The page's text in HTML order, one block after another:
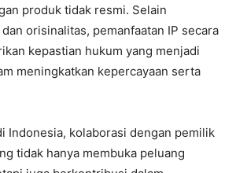
produk tidak resmi. Selain
orisinalitas, pemanfaatan IP secara
kepastian hukum yang menjadi
meningkatkan kepercayaan serta
Indonesia, kolaborasi dengan pemilik
tidak hanya membuka peluang